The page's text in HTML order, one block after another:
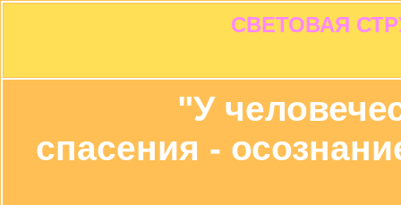
СВЕТОВАЯ
"У
спасения -